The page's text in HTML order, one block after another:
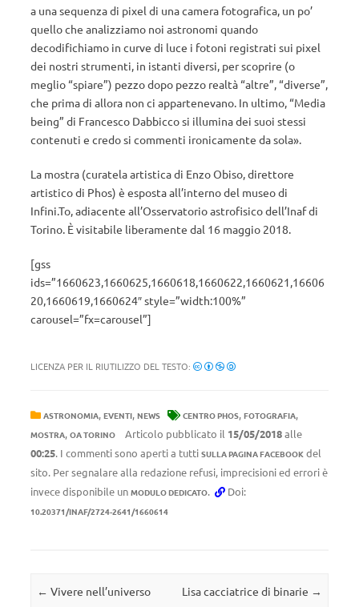
a una sequenza di pixel di una camera fotografica, un po’
quello che analizziamo noi astronomi quando
decodifichiamo in curve di luce i fotoni registrati sui pixel
dei nostri strumenti, in istanti diversi, per scoprire (o
meglio “spiare”) pezzo dopo pezzo realtà “altre”, “diverse”,
che prima di allora non ci appartenevano. In ultimo, “Media
being” di Francesco Dabbicco si illumina dei suoi stessi
contenuti e credo si commenti ironicamente da sola».
La mostra (curatela artistica di Enzo Obiso, direttore
artistico di Phos) è esposta all’interno del museo di
Infini.To, adiacente all’Osservatorio astrofisico dell’Inaf di
Torino. È visitabile liberamente dal 16 maggio 2018.
[gss
ids=”1660623,1660625,1660618,1660622,1660621,16606
20,1660619,1660624″ style=”width:100%”
carousel=”fx=carousel”]
LICENZA PER IL RIUTILIZZO DEL TESTO:
ASTRONOMIA, EVENTI, NEWS CENTRO PHOS, FOTOGRAFIA,
MOSTRA, OA TORINO Articolo pubblicato il 15/05/2018alle
00:25. I commenti sono aperti a tutti SULLA PAGINA FACEBOOK del
sito. Per segnalare alla redazione refusi, imprecisioni ed errori è
invece disponibile un MODULO DEDICATO. Doi:
10.20371/INAF/2724-2641/1660614
Navigazione articolo
← Vivere nell’universo
Lisa cacciatrice di binarie →